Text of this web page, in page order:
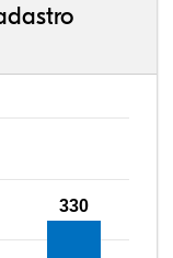
330